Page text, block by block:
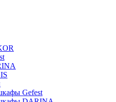
Gefest